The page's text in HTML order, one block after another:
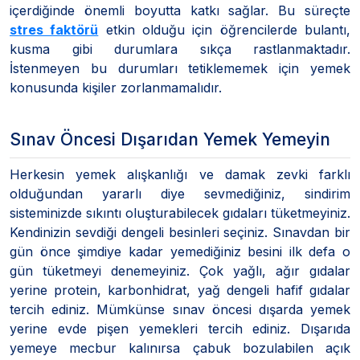
içerdiğinde önemli boyutta katkı sağlar. Bu süreçte
stres faktörü etkin olduğu için öğrencilerde bulantı,
kusma gibi durumlara sıkça rastlanmaktadır.
İstenmeyen bu durumları tetiklememek için yemek
konusunda kişiler zorlanmamalıdır.
Sınav Öncesi Dışarıdan Yemek Yemeyin
Herkesin yemek alışkanlığı ve damak zevki farklı
olduğundan yararlı diye sevmediğiniz, sindirim
sisteminizde sıkıntı oluşturabilecek gıdaları tüketmeyiniz.
Kendinizin sevdiği dengeli besinleri seçiniz. Sınavdan bir
gün önce şimdiye kadar yemediğiniz besini ilk defa o
gün tüketmeyi denemeyiniz. Çok yağlı, ağır gıdalar
yerine protein, karbonhidrat, yağ dengeli hafif gıdalar
tercih ediniz. Mümkünse sınav öncesi dışarda yemek
yerine evde pişen yemekleri tercih ediniz. Dışarıda
yemeye mecbur kalınırsa çabuk bozulabilen açık